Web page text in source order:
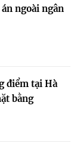
ngoài ngân
điểm tại Hà
bằng